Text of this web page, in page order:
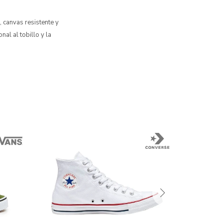
canvas resistente y
al tobillo y la